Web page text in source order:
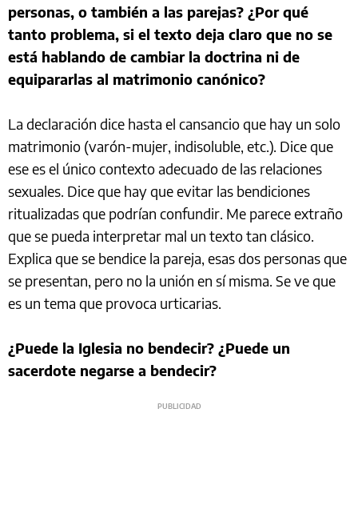
personas, o también a las parejas? ¿Por qué
tanto problema, si el texto deja claro que no se
está hablando de cambiar la doctrina ni de
equipararlas al matrimonio canónico?
La declaración dice hasta el cansancio que hay un solo
matrimonio (varón-mujer, indisoluble, etc.). Dice que
ese es el único contexto adecuado de las relaciones
sexuales. Dice que hay que evitar las bendiciones
ritualizadas que podrían confundir. Me parece extraño
que se pueda interpretar mal un texto tan clásico.
Explica que se bendice la pareja, esas dos personas que
se presentan, pero no la unión en sí misma. Se ve que
es un tema que provoca urticarias.
¿Puede la Iglesia no bendecir? ¿Puede un
sacerdote negarse a bendecir?